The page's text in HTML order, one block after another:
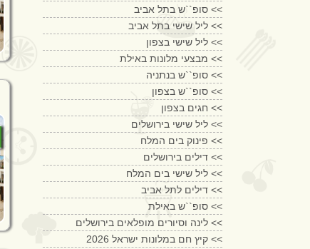
סופ``ש בתל אביב <<
ליל שישי בתל אביב <<
ליל שישי בצפון <<
מבצעי מלונות באילת <<
סופ``ש בנתניה <<
סופ``ש בצפון <<
חגים בצפון <<
ליל שישי בירושלים <<
פינוק בים המלח <<
דילים בירושלים <<
ליל שישי בים המלח <<
דילים לתל אביב <<
סופ``ש באילת <<
לינה וסיורים מופלאים בירושלים <<
קיץ חם במלונות ישראל 2026 <<